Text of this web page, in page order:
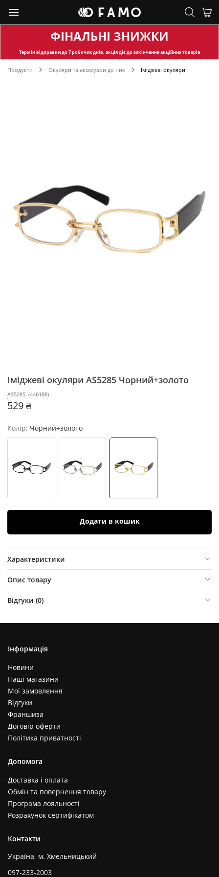
ФІНАЛЬНІ ЗНИЖКИ
Термін відправкидо 7 робочих днів, акція діє до закінчення акційних товарів
Продукти Окуляри та аксесуари до них Іміджеві окуляри
Іміджеві окуляри AS5285 Чорний+золото
AS5285 (446188)
529 ₴
Колір: Чорний+золото
Додати в кошик
Характеристики
Опис товару
Відгуки (0)
Інформація
Новини
Наші магазини
Мої замовлення
Відгуки
Франшиза
Договір оферти
Політика приватності
Допомога
Доставка і оплата
Обмін та повернення товару
Програма лояльності
Розрахунок сертифікатом
Контакти
Україна, м. Хмельницький
097-233-2003